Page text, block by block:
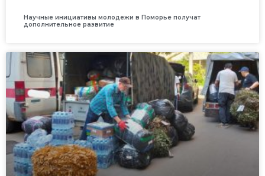
Научные инициативы молодежи в Поморье получат
дополнительное развитие